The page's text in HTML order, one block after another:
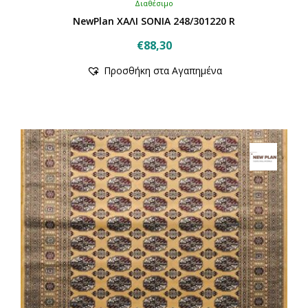
Διαθέσιμο
NewPlan ΧΑΛΙ SONIA 248/301220 R
€88,30
το
παραλλαγές.
Οι
επιλογές
μπορούν
να
επιλεγούν
στη
σελίδα
του
προϊόντος
Προσθήκη στα Αγαπημένα